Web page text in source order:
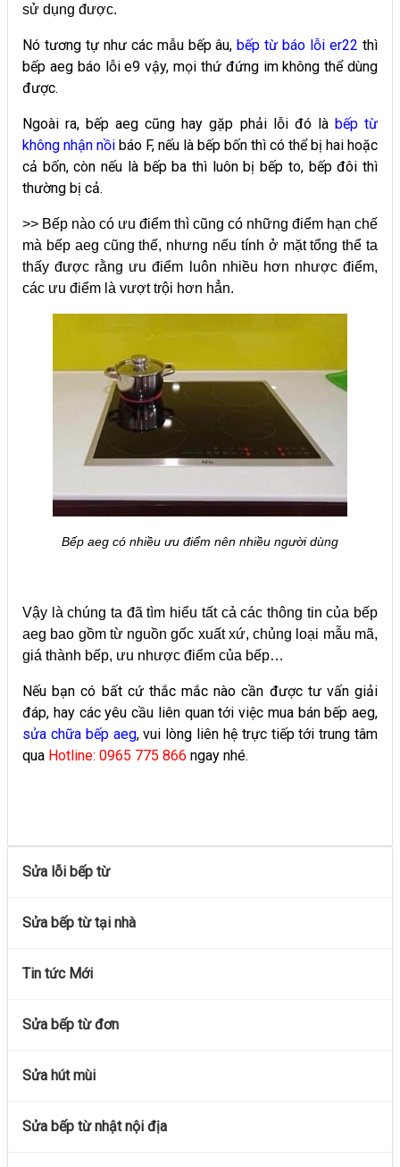
sử dụng được.
Nó tương tự như các mẫu bếp âu,bếp từ báo lỗi er22 thì
bếp aeg báo lỗi e9 vậy, mọi thứ đứng im không thể dùng
được.
Ngoài ra, bếp aeg cũng hay gặp phải lỗi đó là bếp từ
không nhận nồi báo F, nếu là bếp bốn thì có thể bị hai hoặc
cả bốn, còn nếu là bếp ba thì luôn bị bếp to, bếp đôi thì
thường bị cả.
>> Bếp nào có ưu điểm thì cũng có những điểm hạn chế
mà bếp aeg cũng thế, nhưng nếu tính ở mặt tổng thể ta
thấy được rằng ưu điểm luôn nhiều hơn nhược điểm,
các ưu điểm là vượt trội hơn hẳn.
Bếp aeg có nhiều ưu điểm nên nhiều người dùng
Vậy là chúng ta đã tìm hiểu tất cả các thông tin của bếp
aeg bao gồm từ nguồn gốc xuất xứ, chủng loại mẫu mã,
giá thành bếp, ưu nhược điểm của bếp…
Nếu bạn có bất cứ thắc mắc nào cần được tư vấn giải
đáp, hay các yêu cầu liên quan tới việc mua bán bếp aeg,
sửa chữa bếp aeg, vui lòng liên hệ trực tiếp tới trung tâm
qua Hotline: 0965 775 866 ngay nhé.
Sửa lỗi bếp từ
Sửa bếp từ tại nhà
Tin tức Mới
Sửa bếp từ đơn
Sửa hút mùi
Sửa bếp từ nhật nội địa